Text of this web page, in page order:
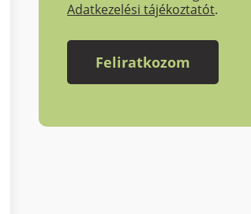
Adatkezelési tájékoztatót.